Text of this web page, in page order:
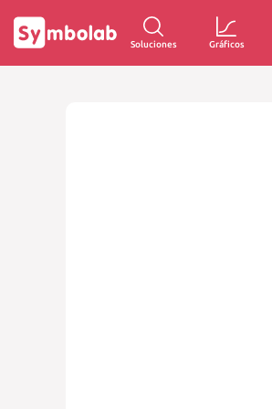
Soluciones Gráficos